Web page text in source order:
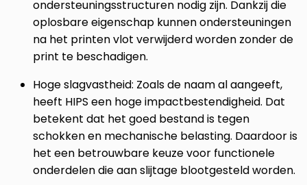
ondersteuningsstructuren nodig zijn. Dankzij die
oplosbare eigenschap kunnen ondersteuningen
na het printen vlot verwijderd worden zonder de
print te beschadigen.
Hoge slagvastheid: Zoals de naam al aangeeft,
heeft HIPS een hoge impactbestendigheid. Dat
betekent dat het goed bestand is tegen
schokken en mechanische belasting. Daardoor is
het een betrouwbare keuze voor functionele
onderdelen die aan slijtage blootgesteld worden.